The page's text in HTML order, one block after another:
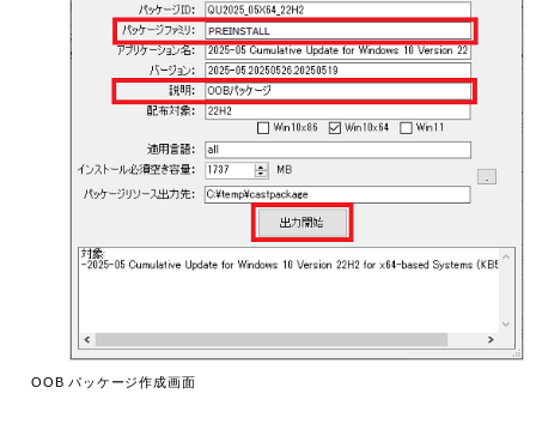
OOB パッケージ作成画面